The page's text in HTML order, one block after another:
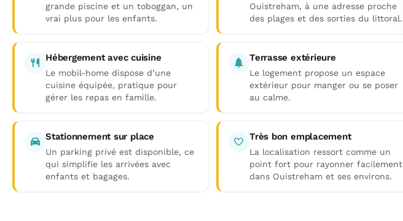
grande piscine et un toboggan, un
vrai plus pour les enfants.
Ouistreham, à une adresse proche
des plages et des sorties du littoral.
Hébergement avec cuisine
Le mobil-home dispose d’une
cuisine équipée, pratique pour
gérer les repas en famille.
Terrasse extérieure
Le logement propose un espace
extérieur pour manger ou se poser
au calme.
Stationnement sur place
Un parking privé est disponible, ce
qui simplifie les arrivées avec
enfants et bagages.
Très bon emplacement
La localisation ressort comme un
point fort pour rayonner facilement
dans Ouistreham et ses environs.